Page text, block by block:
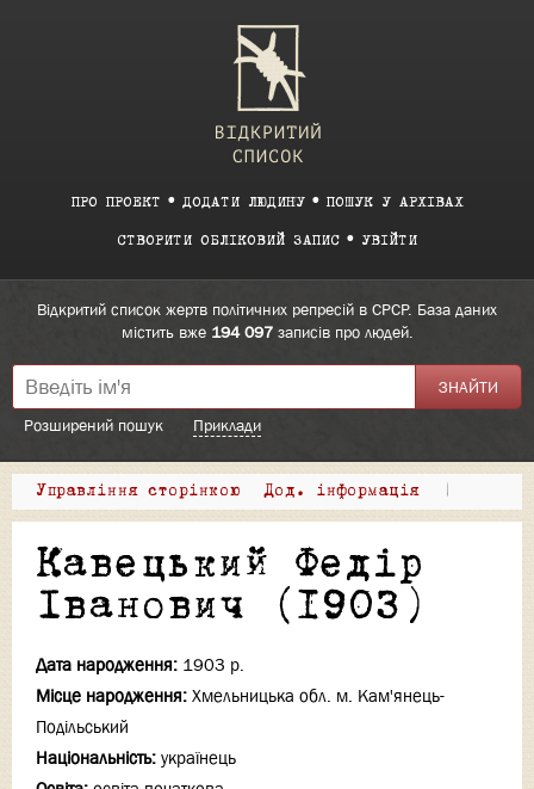
ПРО ПРОЕКТ ДОДАТИ ЛЮДИНУ ПОШУК У АРХІВАХ
СТВОРИТИ ОБЛІКОВИЙ ЗАПИС УВІЙТИ
Відкритий список жертв політичних репресій в СРСР. База даних
містить вже 194 097записів про людей.
Розширений пошук Приклади
Управління сторінкою Дод. інформація |
Кавецький Федір
Іванович (1903)
Дата народження: 1903 р.
Місце народження: Хмельницька обл. м. Кам'янець-
Подільський
Національність: українець